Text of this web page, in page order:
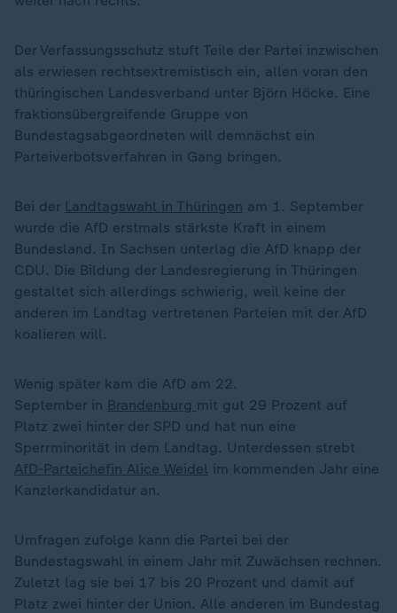
Der Verfassungsschutz stuft Teile der Partei inzwischen
als erwiesen rechtsextremistisch ein, allen voran den
thüringischen Landesverband unter Björn Höcke. Eine
fraktionsübergreifende Gruppe von
Bundestagsabgeordneten will demnächst ein
Parteiverbotsverfahren in Gang bringen.
Bei der Landtagswahl in Thüringen am 1. September
wurde die AfD erstmals stärkste Kraft in einem
Bundesland. In Sachsen unterlag die AfD knapp der
CDU. Die Bildung der Landesregierung in Thüringen
gestaltet sich allerdings schwierig, weil keine der
anderen im Landtag vertretenen Parteien mit der AfD
koalieren will.
Wenig später kam die AfD am 22.
September in Brandenburg mit gut 29 Prozent auf
Platz zwei hinter der SPD und hat nun eine
Sperrminorität in dem Landtag. Unterdessen strebt
AfD-Parteichefin Alice Weidel im kommenden Jahr eine
Kanzlerkandidatur an.
Umfragen zufolge kann die Partei bei der
Bundestagswahl in einem Jahr mit Zuwächsen rechnen.
Zuletzt lag sie bei 17 bis 20 Prozent und damit auf
Platz zwei hinter der Union. Alle anderen im Bundestag